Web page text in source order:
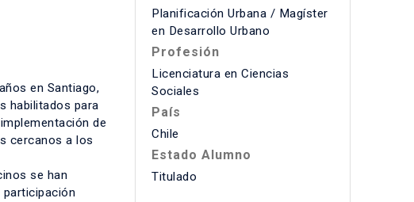
en Santiago,
habilitados para
de
cercanos a los
se han
participación
Planificación Urbana / Magíster
en Desarrollo Urbano
Profesión
Licenciatura en Ciencias
Sociales
País
Chile
Estado Alumno
Titulado